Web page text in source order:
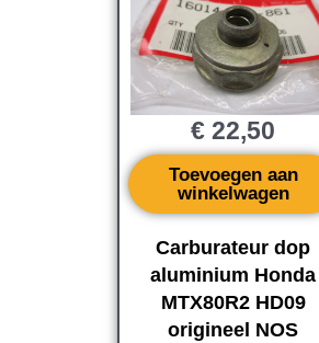
Carburateur dop
aluminium Honda
MTX80R2 HD09
origineel NOS
€ 22,50
Toevoegen aan
winkelwagen